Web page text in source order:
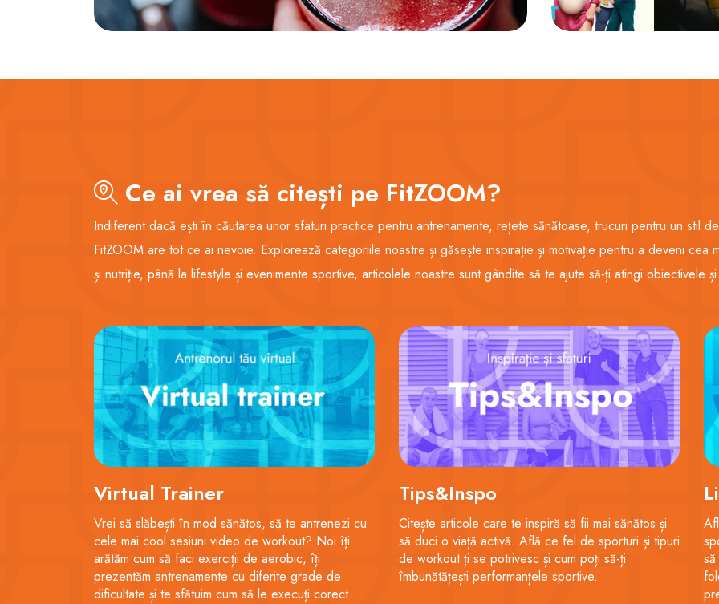
Ce ai vrea să citești pe FitZOOM?
Indiferent dacă ești în căutarea unor sfaturi practice pentru antrenamente, rețete sănătoase, trucuri pentru un stil
FitZOOM are tot ce ai nevoie. Explorează categoriile noastre și găsește inspirație și motivație pentru a deveni
și nutriție, până la lifestyle și evenimente sportive, articolele noastre sunt gândite să te ajute să-ți atingi obiectivele
Virtual Trainer
Vrei să slăbești în mod sănătos, să te antrenezi cu
cele mai cool sesiuni video de workout? Noi îți
arătăm cum să faci exerciții de aerobic, îți
prezentăm antrenamente cu diferite grade de
dificultate și te sfătuim cum să le execuți corect.
Tips&Inspo
Citește articole care te inspiră să fii mai sănătos și
să duci o viață activă. Află ce fel de sporturi și tipuri
de workout ți se potrivesc și cum poți să-ți
îmbunătățești performanțele sportive.